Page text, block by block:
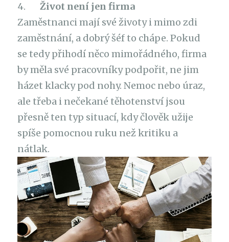
4.Život není jen firma
Zaměstnanci mají své životy i mimo zdi
zaměstnání, a dobrý šéf to chápe. Pokud
se tedy přihodí něco mimořádného, firma
by měla své pracovníky podpořit, ne jim
házet klacky pod nohy. Nemoc nebo úraz,
ale třeba i nečekané těhotenství jsou
přesně ten typ situací, kdy člověk užije
spíše pomocnou ruku než kritiku a
nátlak.